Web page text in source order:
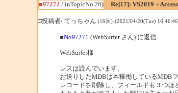
■97272 / inTopicNo.26)
Re[17]: VS2019 +
□投稿者/ てっちゃん (16回)-(2021/04/20(Tue)
■No97271 (WebSurfer さん) に返信
WebSurfer様
レスは読んでいます。
お送りしたMDBは本稼働しているMDB
レコードを削除し、フィールドも３つほ